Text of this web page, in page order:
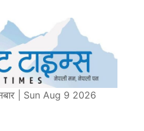
| Sun Aug 9 2026